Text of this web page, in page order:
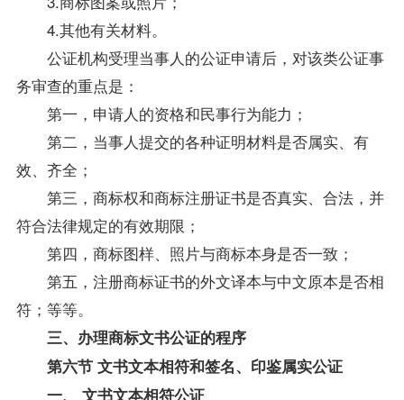
4.其他有关材料。
公证机构受理当事人的公证申请后，对该类公证事
务审查的重点是：
第一，申请人的资格和民事行为能力；
第二，当事人提交的各种证明材料是否属实、有
效、齐全；
第三，商标权和商标注册证书是否真实、合法，并
符合法律规定的有效期限；
第四，商标图样、照片与商标本身是否一致；
第五，注册商标证书的外文译本与中文原本是否相
符；等等。
三、办理商标文书公证的程序
第六节 文书文本相符和签名、印鉴属实公证
一、 文书文本相符公证